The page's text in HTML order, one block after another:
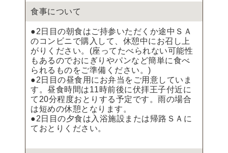
食事について
●2日目の朝食はご持参いただくか途中ＳＡ
のコンビニで購入して、休憩中にお召し上
がりください。(座ってたべられない可能性
もあるのでおにぎりやパンなど簡単に食べ
られるものをご準備ください。)
●2日目の昼食用にお弁当をご用意していま
す。昼食時間は11時前後に伏拝王子付近に
て20分程度おとりする予定です。雨の場合
は短めの休憩となります。
●2日目の夕食は入浴施設または帰路ＳＡに
ておとりください。